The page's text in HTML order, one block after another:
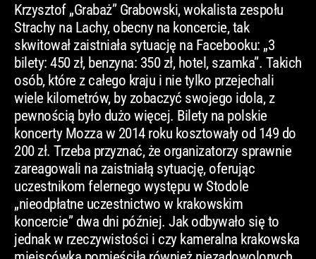
Krzysztof „Grabaż” Grabowski, wokalista zespołu
Strachy na Lachy, obecny na koncercie, tak
skwitował zaistniała sytuację na Facebooku: „3
bilety: 450 zł, benzyna: 350 zł, hotel, szamka”. Takich
osób, które z całego kraju i nie tylko przejechali
wiele kilometrów, by zobaczyć swojego idola, z
pewnością było dużo więcej. Bilety na polskie
koncerty Mozza w 2014 roku kosztowały od 149 do
200 zł. Trzeba przyznać, że organizatorzy sprawnie
zareagowali na zaistniałą sytuację, oferując
uczestnikom felernego występu w Stodole
„nieodpłatne uczestnictwo w krakowskim
koncercie” dwa dni później. Jak odbywało się to
jednak w rzeczywistości i czy kameralna krakowska